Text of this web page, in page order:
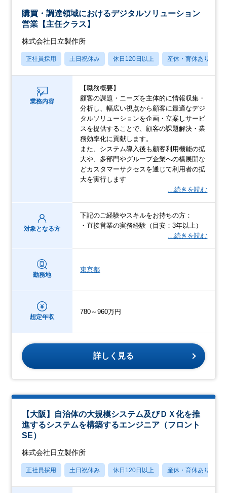
購買・調達領域におけるデジタルソリューション
営業【主任クラス】
株式会社日立製作所
正社員採用 土日祝休み 休日120日以上 産休・育休あり
業務内容
【職務概要】
顧客の課題・ニーズを主体的に情報収集・
分析し、幅広い視点から顧客に最適なデジ
タルソリューションを企画・立案しサービ
スを提供することで、顧客の課題解決・業
務効率化に貢献します。
また、システム導入後も顧客利用機能の拡
大や、多部門やグループ企業への横展開な
どカスタマーサクセスを通じて利用者の拡
大を実行します
…続きを読む
対象となる方
下記のご経験やスキルをお持ちの方：
・直接営業の実務経験（目安：3年以上）
…続きを読む
勤務地
東京都
想定年収
780～960万円
詳しく見る
【大阪】自治体の大規模システム及びＤＸ化を推
進するシステムを構築するエンジニア（フロント
SE）
株式会社日立製作所
正社員採用 土日祝休み 休日120日以上 産休・育休あり